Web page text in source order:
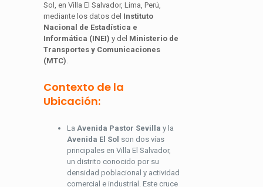
Sol, en Villa El Salvador, Lima, Perú,
mediante los datos del Instituto
Nacional de Estadística e
Informática (INEI) y del Ministerio de
Transportes y Comunicaciones
(MTC).
Contexto de la
Ubicación:
La Avenida Pastor Sevilla y la
Avenida El Sol son dos vías
principales en Villa El Salvador,
un distrito conocido por su
densidad poblacional y actividad
comercial e industrial. Este cruce